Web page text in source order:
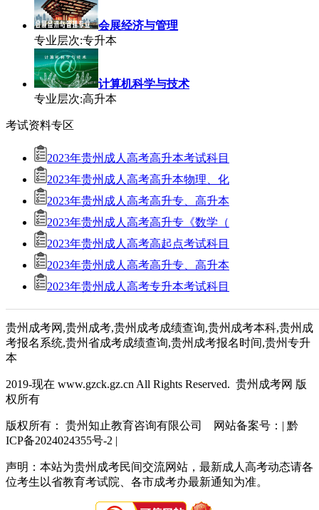
会展经济与管理
专业层次:专升本
计算机科学与技术
专业层次:高升本
考试资料专区
2023年贵州成人高考高升本考试科目
2023年贵州成人高考高升本物理、化
2023年贵州成人高考高升专、高升本
2023年贵州成人高考高升专《数学（
2023年贵州成人高考高起点考试科目
2023年贵州成人高考高升专、高升本
2023年贵州成人高考专升本考试科目
贵州成考网,贵州成考,贵州成考成绩查询,贵州成考本科,贵州成
考报名系统,贵州省成考成绩查询,贵州成考报名时间,贵州专升
本
2019-现在 www.gzck.gz.cn All Rights Reserved. 贵州成考网 版
权所有
版权所有： 贵州知止教育咨询有限公司 网站备案号：| 黔
ICP备2024024355号-2 |
声明：本站为贵州成考民间交流网站，最新成人高考动态请各
位考生以省教育考试院、各市成考办最新通知为准。